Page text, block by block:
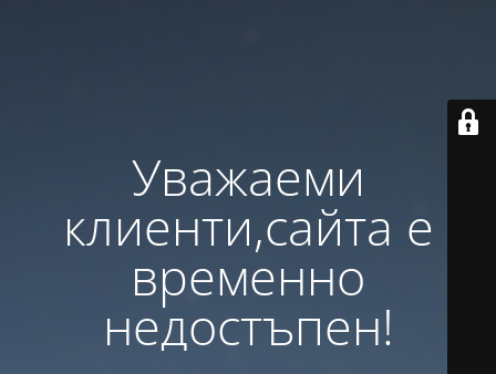
Уважаеми
клиенти,сайта е
временно
недостъпен!